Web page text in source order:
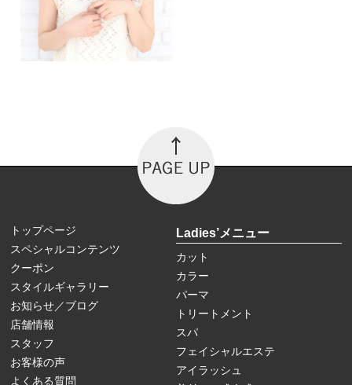
トップページ
スペシャルコンテンツ
クーポン
スタイルギャラリー
お知らせ／ブログ
店舗情報
スタッフ
お客様の声
よくある質問
Ladies’メニュー
カット
カラー
パーマ
トリートメント
スパ
フェイシャルエステ
アイラッシュ